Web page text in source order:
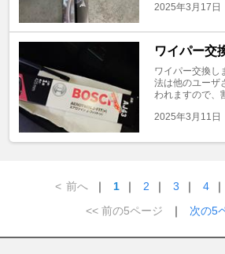
2025年3月17日
ワイパー交
ワイパー交換し
法は他のユーザ
われますので、
2025年3月11日
< 前へ ｜ 1 ｜ 2 ｜ 3 ｜ 4 ｜
<< 前の5ページ
｜ 次の5